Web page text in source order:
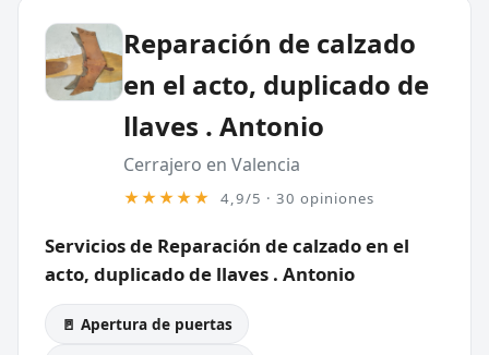
Reparación de calzado
en el acto, duplicado de
llaves . Antonio
Cerrajero en Valencia
★★★★★ 4,9/5 · 30 opiniones
Servicios de Reparación de calzado en el
acto, duplicado de llaves . Antonio
🚪 Apertura de puertas